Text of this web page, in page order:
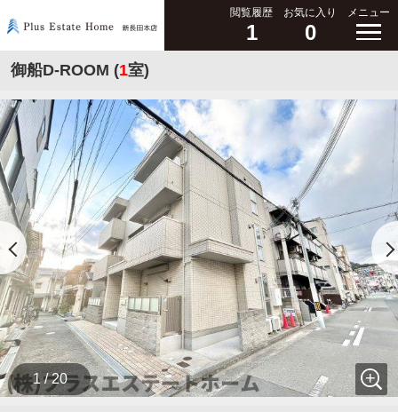
閲覧履歴
1
お気に入り
0
メニュー
御船D-ROOM (1室)
1 / 20